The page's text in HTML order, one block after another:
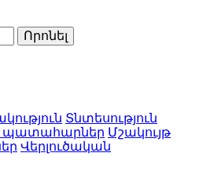
Տնտեսություն
պատահարներ Մշակույթ
Վերլուծական